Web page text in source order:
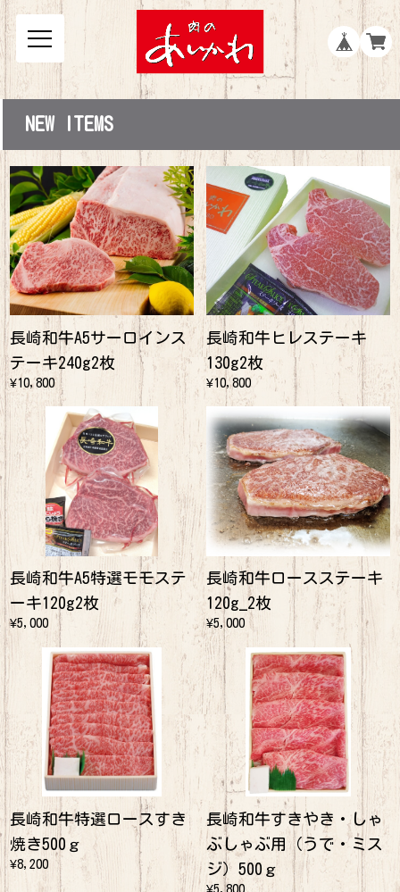
NEW ITEMS
長崎和牛A5サーロインス
テーキ240g2枚
¥10,800
長崎和牛ヒレステーキ
130g2枚
¥10,800
長崎和牛A5特選モモステ
ーキ120g2枚
¥5,000
長崎和牛ロースステーキ
120g_2枚
¥5,000
長崎和牛特選ロースすき
焼き500ｇ
¥8,200
長崎和牛すきやき・しゃ
ぶしゃぶ用（うで・ミス
ジ）500ｇ
¥5,800